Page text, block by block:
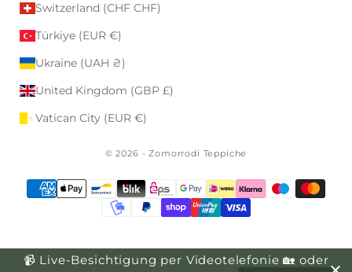
Switzerland (CHF CHF)
Türkiye (EUR €)
Ukraine (UAH ₴)
United Kingdom (GBP £)
Vatican City (EUR €)
© 2026 - Zomorrodi Teppiche
📹 Live-Besichtigung per Videotelefonie 🏡 oder